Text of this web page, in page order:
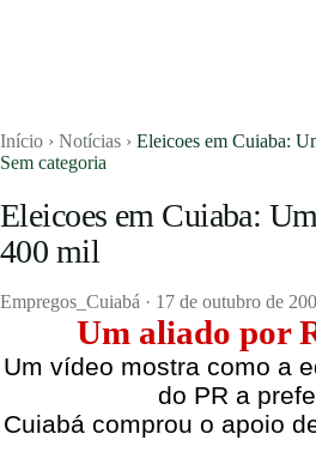
Vagas
Currículos
Notícias
Início › Notícias › Eleicoes em Cuiaba:
Sem categoria
Eleicoes em Cuiaba:
400 mil
Empregos_Cuiabá · 17 de outubro de
Um aliado por
Um vídeo mostra como a
do PR a
Cuiabá comprou o apoio